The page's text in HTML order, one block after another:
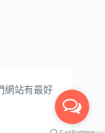
網站有最好